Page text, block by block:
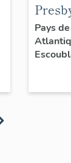
des
Pays